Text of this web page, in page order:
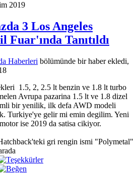
2019
3 Los Angeles
Fuar'ında Tanıtıldı
Haberleri bölümünde bir haber ekledi,
1.5, 2, 2.5 lt benzin ve 1.8 lt turbo
Avrupa pazarina 1.5 lt ve 1.8 dizel
bir yenilik, ilk defa AWD modeli
Turkiye'ye gelir mi emin degilim. Yeni
ise 2019 da satisa cikiyor.
gri rengin ismi "Polymetal"